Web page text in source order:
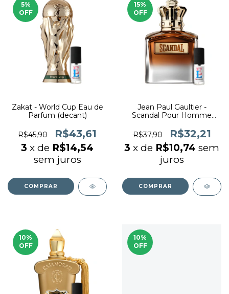
5%
OFF
Zakat - World Cup Eau de
Parfum (decant)
R$45,90 R$43,61
3 x de R$14,54
sem juros
COMPRAR
15%
OFF
Jean Paul Gaultier -
Scandal Pour Homme
R$37,90
R$32,21
3 x de R$10,74 sem
juros
COMPRAR
10%
OFF
10%
OFF